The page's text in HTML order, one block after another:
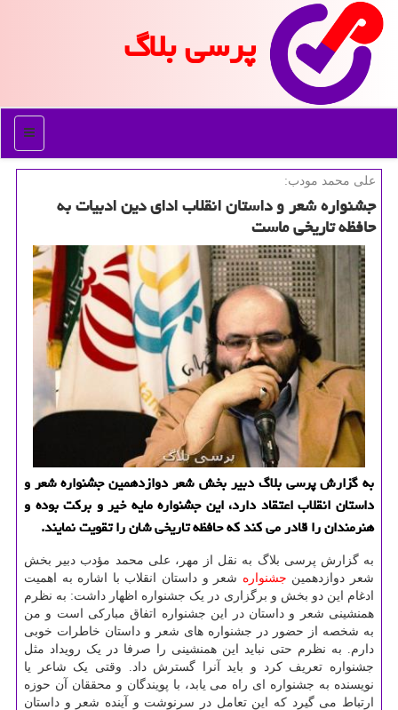
پرسی بلاگ
منو
علی محمد مودب:
جشنواره شعر و داستان انقلاب ادای دین ادبیات به
حافظه تاریخی ماست
به گزارش پرسی بلاگ دبیر بخش شعر دوازدهمین جشنواره شعر و
داستان انقلاب اعتقاد دارد، این جشنواره مایه خیر و بركت بوده و
هنرمندان را قادر می كند كه حافظه تاریخی شان را تقویت نمایند.
به گزارش پرسی بلاگ به نقل از مهر، علی محمد مؤدب دبیر بخش
شعر دوازدهمین جشنواره شعر و داستان انقلاب با اشاره به اهمیت
ادغام این دو بخش و برگزاری در یک جشنواره اظهار داشت: به نظرم
همنشینی شعر و داستان در این جشنواره اتفاق مبارکی است و من
به شخصه از حضور در جشنواره های شعر و داستان خاطرات خوبی
دارم. به نظرم حتی نباید این همنشینی را صرفا در یک رویداد مثل
جشنواره تعریف کرد و باید آنرا گسترش داد. وقتی یک شاعر یا
نویسنده به جشنواره ای راه می یابد، با پویندگان و محققان آن حوزه
ارتباط می گیرد که این تعامل در سرنوشت و آینده شعر و داستان